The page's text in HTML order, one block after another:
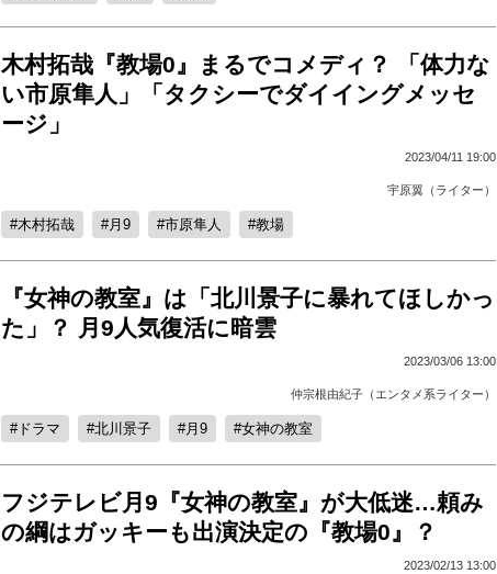
木村拓哉『教場0』まるでコメディ？ 「体力な
い市原隼人」「タクシーでダイイングメッセ
ージ」
2023/04/11 19:00
宇原翼（ライター）
木村拓哉 月9 市原隼人 教場
『女神の教室』は「北川景子に暴れてほしかっ
た」？ 月9人気復活に暗雲
2023/03/06 13:00
仲宗根由紀子（エンタメ系ライター）
ドラマ 北川景子 月9 女神の教室
フジテレビ月9『女神の教室』が大低迷…頼み
の綱はガッキーも出演決定の『教場0』？
2023/02/13 13:00